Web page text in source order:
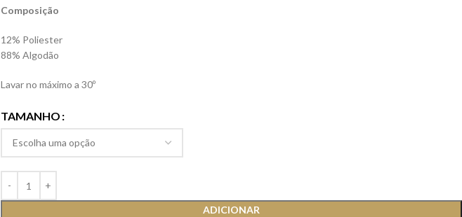
Composição
12% Poliester
88% Algodão
Lavar no máximo a 30º
TAMANHO
ADICIONAR